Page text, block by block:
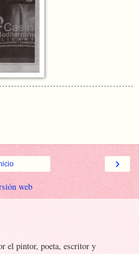
›
web
el pintor, poeta, escritor y